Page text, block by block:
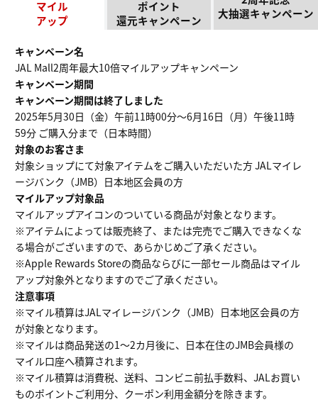
マイル
アップ
ポイント
還元キャンペーン
大抽選キャンペーン
キャンペーン名
JAL Mall2周年最大10倍マイルアップキャンペーン
キャンペーン期間
キャンペーン期間は終了しました
2025年5月30日（金）午前11時00分～6月16日（月）午後11時
59分 ご購入分まで（日本時間）
対象のお客さま
対象ショップにて対象アイテムをご購入いただいた方 JALマイレ
ージバンク（JMB）日本地区会員の方
マイルアップ対象品
マイルアップアイコンのついている商品が対象となります。
※アイテムによっては販売終了、または完売でご購入できなくな
る場合がございますので、あらかじめご了承ください。
※Apple Rewards Storeの商品ならびに一部セール商品はマイル
アップ対象外となりますのでご了承ください。
注意事項
※マイル積算はJALマイレージバンク（JMB）日本地区会員の方
が対象となります。
※マイルは商品発送の1～2カ月後に、日本在住のJMB会員様の
マイル口座へ積算されます。
※マイル積算は消費税、送料、コンビニ前払手数料、JALお買い
ものポイントご利用分、クーポン利用金額分を除きます。